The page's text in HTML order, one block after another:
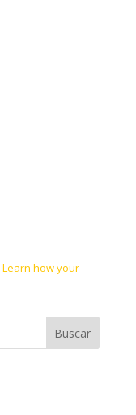
Learn how your